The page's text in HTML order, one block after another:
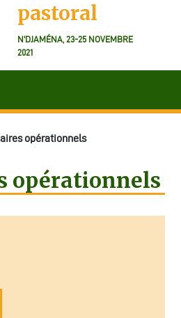
pastoral
N'DJAMÉNA, 23-25 NOVEMBRE
2021
opérationnels
opérationnels